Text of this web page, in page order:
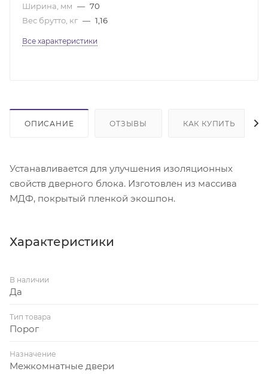
Ширина, мм — 70
Вес брутто, кг — 1,16
Все характеристики
ОПИСАНИЕ ОТЗЫВЫ КАК КУПИТЬ
Устанавливается для улучшения изоляционных
свойств дверного блока. Изготовлен из массива
МДФ, покрытый пленкой экошпон.
Характеристики
В наличии
Да
Тип товара
Порог
Назначение
Межкомнатные двери